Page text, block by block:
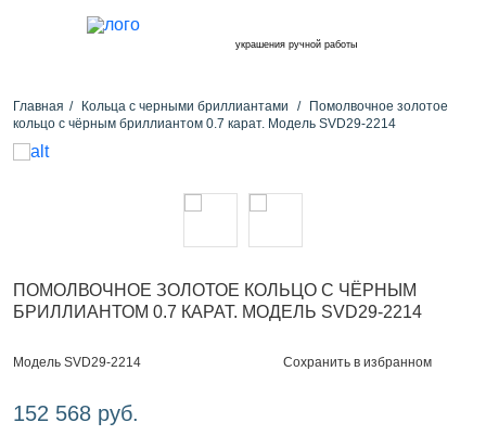
украшения ручной работы
Главная Кольца с черными бриллиантами
Помолвочное золотое
кольцо с чёрным бриллиантом 0.7 карат. Модель SVD29-2214
ПОМОЛВОЧНОЕ ЗОЛОТОЕ КОЛЬЦО С ЧЁРНЫМ
БРИЛЛИАНТОМ 0.7 КАРАТ. МОДЕЛЬ SVD29-2214
Модель SVD29-2214 Сохранить в избранном
152 568 руб.